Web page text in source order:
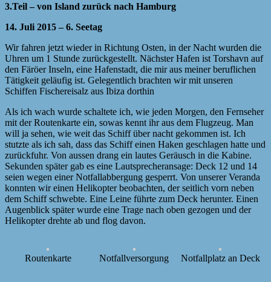
3.Teil – von Island zurück nach Hamburg
14. Juli 2015 – 6. Seetag
Wir fahren jetzt wieder in Richtung Osten, in der Nacht wurden die
Uhren um 1 Stunde zurückgestellt. Nächster Hafen ist Torshavn auf
den Färöer Inseln, eine Hafenstadt, die mir aus meiner beruflichen
Tätigkeit geläufig ist. Gelegentlich brachten wir mit unseren
Schiffen Fischereisalz aus Ibiza dorthin
Als ich wach wurde schaltete ich, wie jeden Morgen, den Fernseher
mit der Routenkarte ein, sowas kennt ihr aus dem Flugzeug. Man
will ja sehen, wie weit das Schiff über nacht gekommen ist. Ich
stutzte als ich sah, dass das Schiff einen Haken geschlagen hatte und
zurückfuhr. Von aussen drang ein lautes Geräusch in die Kabine.
Sekunden später gab es eine Lautsprecheransage: Deck 12 und 14
seien wegen einer Notfallabbergung gesperrt. Von unserer Veranda
konnten wir einen Helikopter beobachten, der seitlich vorn neben
dem Schiff schwebte. Eine Leine führte zum Deck herunter. Einen
Augenblick später wurde eine Trage nach oben gezogen und der
Helikopter drehte ab und flog davon.
Routenkarte Notfallversorgung Notfallplatz an Deck